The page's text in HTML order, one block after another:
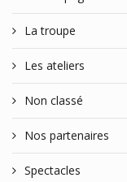
La troupe
Les ateliers
Non classé
Nos partenaires
Spectacles